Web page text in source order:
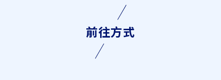
前往方式